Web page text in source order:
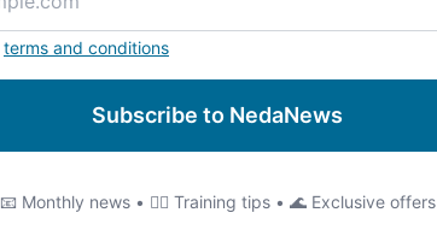
terms and conditions
Subscribe to NedaNews
📧 Monthly news • 🏊‍♂️ Training tips • 🌊 Exclusive offers